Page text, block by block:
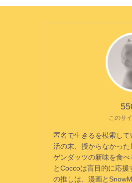
このサ
匿名で生きるを模索し
活の末、授からなかっ
ゲンダッツの新味を食
とCoccoは盲目的に応
の推しは、漫画と